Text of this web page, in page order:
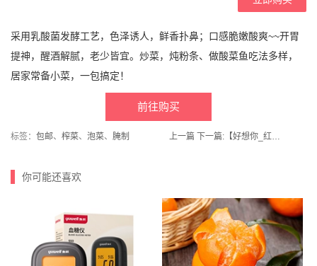
采用乳酸菌发酵工艺，色泽诱人，鲜香扑鼻；口感脆嫩酸爽~~开胃
提神，醒酒解腻，老少皆宜。炒菜，炖粉条、做酸菜鱼吃法多样，
居家常备小菜，一包搞定！
前往购买
标签： 包邮、 榨菜、 泡菜、 腌制 上一篇 下一篇: 【好想你_红枣坚果礼盒1371g/7袋】
你可能还喜欢